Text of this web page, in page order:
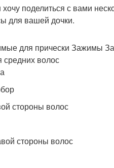
Домашние
для сухой кожи
поделиться с вами
для вашей дочки.
для прически Зажимы
средних волос
стороны волос
стороны волос